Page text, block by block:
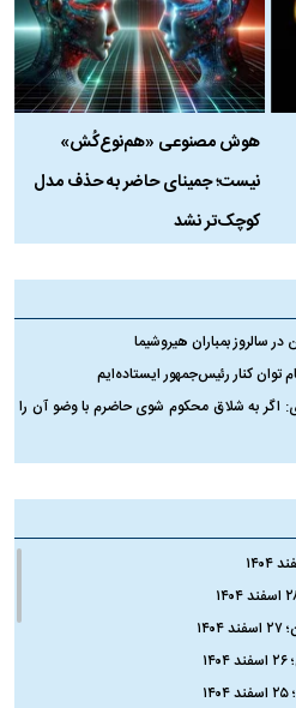
هوش مصنوعی «هم‌نوع‌کُش»
نیست؛ جمینای حاضر به حذف مدل
کوچک‌تر نشد
سالروز بمباران هیروشیما
توان کنار رئیس‌جمهور ایستاده‌ایم
اگر به شلاق محکوم شوی حاضرم با وضو آن را